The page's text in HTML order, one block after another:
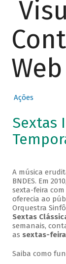
Web
Ações
Sextas
A música
BNDES. Em
sexta-feira
oferecia ao
Orquestra
Sextas
semanais,
as sextas-
Saiba como